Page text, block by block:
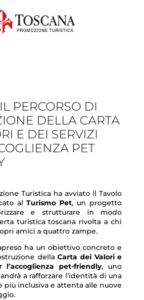
PERCORSO DI
DELLA CARTA
E DEI SERVIZI
PET
Turistica ha avviato il Tavolo
alTurismo Pet, un progetto
e strutturare in modo
turistica toscana rivolta a chi
amici a quattro zampe.
ha un obiettivo concreto e
dellaCarta dei Valori e
pet-friendly, uno
a rafforzare l’identità di una
più inclusiva e attenta alle nuove